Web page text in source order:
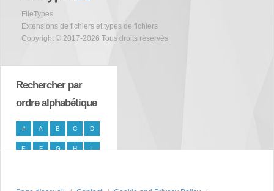
FileTypes
Extensions de fichiers et types de fichiers
Copyright © 2017-2026 Tous droits réservés
Rechercher par
ordre alphabétique
# A B C D
E F G H I
P S